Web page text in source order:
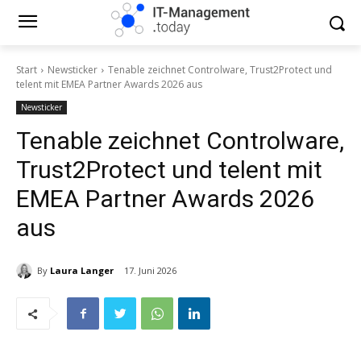
Start Newsticker
Tenable zeichnet Controlware, Trust2Protect und
telent mit EMEA Partner Awards 2026 aus
Newsticker
Tenable zeichnet Controlware,
Trust2Protect und telent mit
EMEA Partner Awards 2026
aus
By Laura Langer 17. Juni 2026